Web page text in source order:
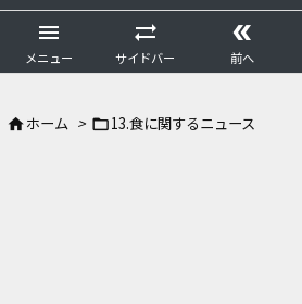

メニュー

サイドバー

前へ
ホーム > 13.食に関するニュース